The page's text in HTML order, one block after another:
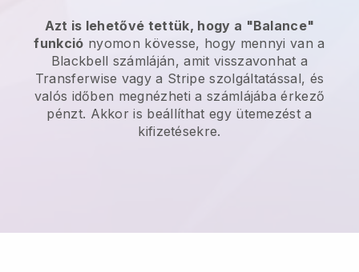
Azt is lehetővé tettük, hogy a "Balance"
funkció nyomon kövesse, hogy mennyi van a
Blackbell számláján, amit visszavonhat a
Transferwise vagy a Stripe szolgáltatással, és
valós időben megnézheti a számlájába érkező
pénzt. Akkor is beállíthat egy ütemezést a
kifizetésekre.